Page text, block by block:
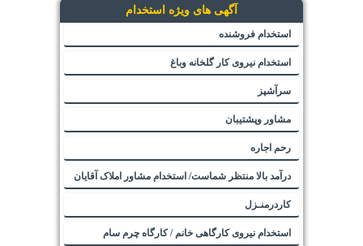
آگهی های ویژه استخدام
استخدام فروشنده
استخدام نیروی کار گلخانه وباغ
سرآشپز
مشاور وپشتیبان
رحم اجاره
درآمد بالا منتظر شماست/ استخدام مشاور املاک آقایان
کاردرمنـزل
استخدام نیروی کارگاهی خانم / کارگاه چرم سام